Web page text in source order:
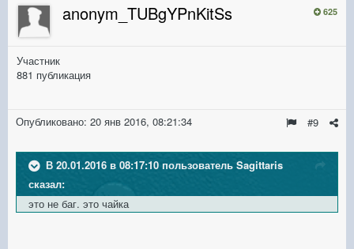
625
anonym_TUBgYPnKitSs
Участник
881 публикация
#9
Опубликовано: 20 янв 2016, 08:21:34
В 20.01.2016 в 08:17:10 пользователь Sagittaris
сказал:
это не баг. это чайка